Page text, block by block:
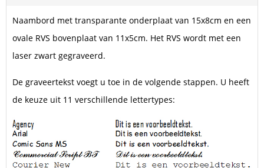
Naambord met transparante onderplaat van 15x8cm en een
ovale RVS bovenplaat van 11x5cm. Het RVS wordt met een
laser zwart gegraveerd.
De graveertekst voegt u toe in de volgende stappen. U heeft
de keuze uit 11 verschillende lettertypes: